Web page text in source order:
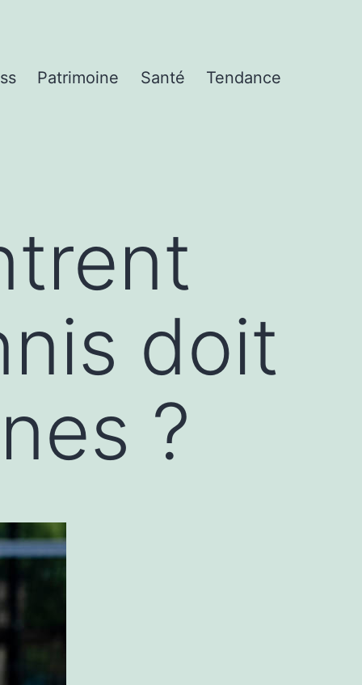
Patrimoine Santé Tendance
doit
?